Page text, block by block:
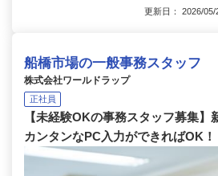
更新日： 2026/
船橋市場の一般事務スタッフ
株式会社ワールドラップ
正社員
【未経験OKの事務スタッフ募集】
カンタンなPC入力ができればOK！